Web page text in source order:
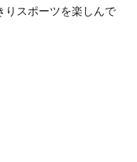
りスポーツを楽しんで